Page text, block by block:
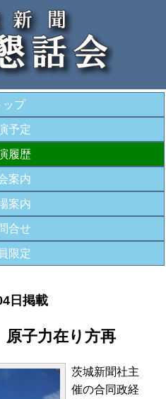
ップ
予定
履歴
案内
案内
合せ
限定
日掲載
子力在り方再
茨城新聞社主
催の合同政経